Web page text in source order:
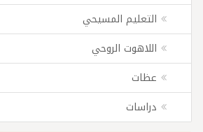
التعليم المسيحي
اللاهوت الروحي
عظات
دراسات